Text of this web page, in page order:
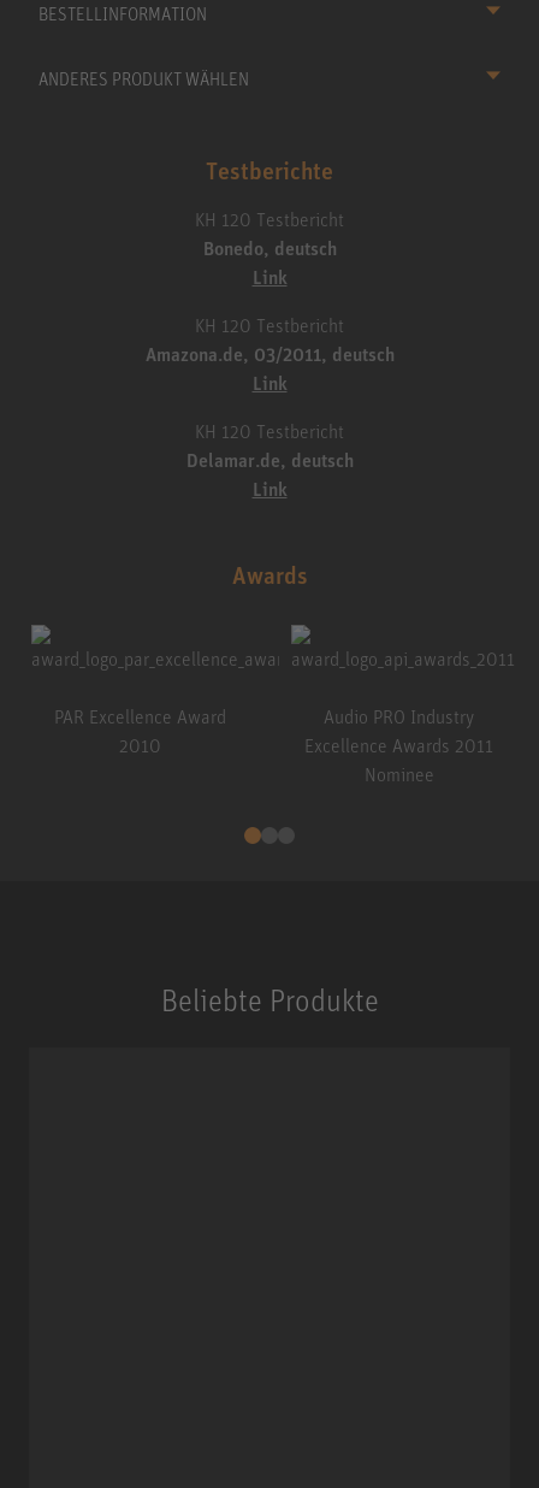
BESTELLINFORMATION
ANDERES PRODUKT WÄHLEN
Testberichte
KH 120 Testbericht
Bonedo, deutsch
Link
KH 120 Testbericht
Amazona.de, 03/2011, deutsch
Link
KH 120 Testbericht
Delamar.de, deutsch
Link
Awards
PAR Excellence Award
2010
Audio PRO Industry
Excellence Awards 2011
Nominee
Beliebte Produkte